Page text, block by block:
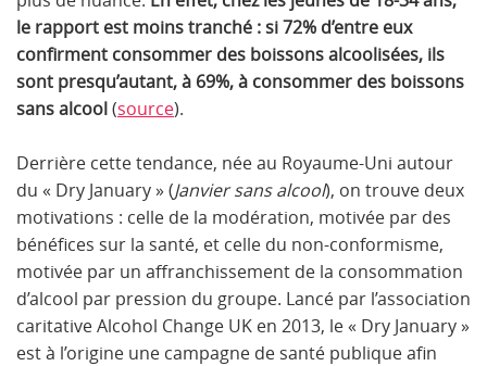
le rapport est moins tranché : si 72% d’entre eux
confirment consommer des boissons alcoolisées, ils
sont presqu’autant, à 69%, à consommer des boissons
sans alcool(source).
Derrière cette tendance, née au Royaume-Uni autour
du « Dry January » (Janvier sans alcool), on trouve deux
motivations : celle de la modération, motivée par des
bénéfices sur la santé, et celle du non-conformisme,
motivée par un affranchissement de la consommation
d’alcool par pression du groupe. Lancé par l’association
caritative Alcohol Change UK en 2013, le « Dry January »
est à l’origine une campagne de santé publique afin